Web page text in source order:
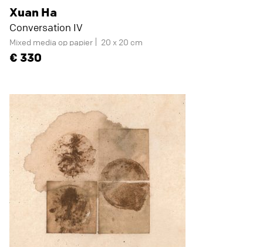
Xuan Ha
Conversation IV
Mixed media op papier 20 x 20 cm
330